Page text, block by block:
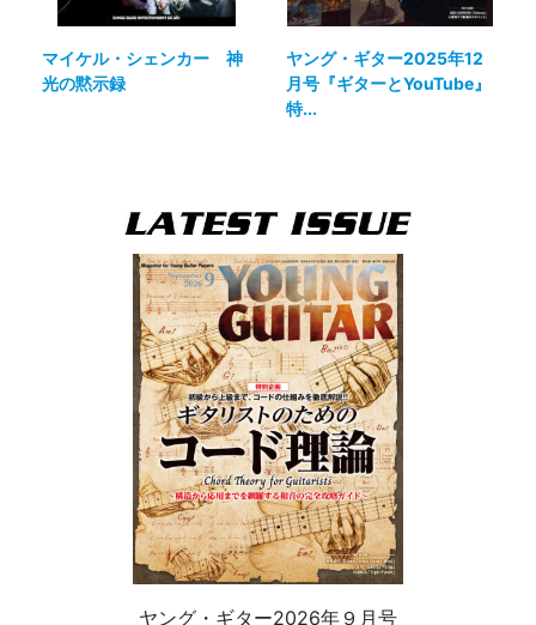
マイケル・シェンカー 神
光の黙示録
ヤング・ギター2025年12
月号『ギターとYouTube』
特...
ヤング・ギター2026年９月号